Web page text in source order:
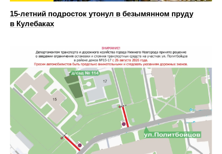
15-летний подросток утонул в безымянном пруду
в Кулебаках